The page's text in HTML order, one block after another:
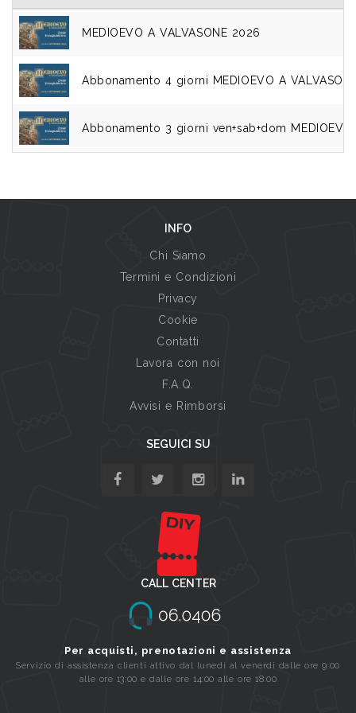
MEDIOEVO A VALVASONE 2026
Abbonamento 4 giorni MEDIOEVO A
Abbonamento 3 giorni ven+sab+dom MEDIOEVO
INFO
Chi Siamo
Termini e Condizioni
Privacy
Cookie
Contatti
Lavora con noi
F.A.Q.
Avvisi e Rimborsi
SEGUICI SU
CALL CENTER
Per acquisti, prenotazioni e assistenza
Servizio di assistenza clienti attivo dal lunedi al venerdi dalle ore 9:00
alle ore 13:00 e dalle ore 14:00 alle ore 18:00